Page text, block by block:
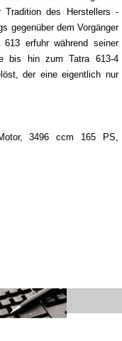
des Herstellers -
gegenüber dem Vorgänger
erfuhr während seiner
bis hin zum Tatra 613-4
der eine eigentlich nur
Motor, 3496 ccm 165 PS,